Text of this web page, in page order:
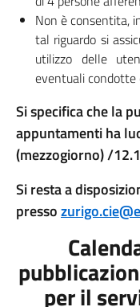
Non è consentita,
tal riguardo si
utilizzo delle
eventuali
Si specifica che la
appuntamenti ha
(mezzogiorno) /
Si resta a
presso
per il